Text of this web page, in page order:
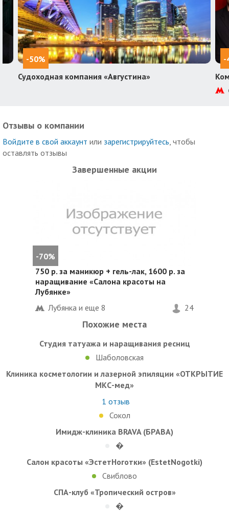
-50%
Судоходная компания «Августина»
-
Отзывы о компании
Войдите в свой аккаунт или зарегистрируйтесь , чтобы
оставлять отзывы
Завершенные акции
-70%
750 р. за маникюр + гель-лак, 1600 р. за
наращивание «Салона красоты на
Лубянке»
Лубянка и еще 8 24
Похожие места
Студия татуажа и наращивания ресниц
Шаболовская
Клиника косметологии и лазерной эпиляции «ОТКРЫТИЕ
МКС-мед»
1 отзыв
Сокол
Имидж-клиника BRAVA (БРАВА)
�
Салон красоты «ЭстетНоготки» (EstetNogotki)
Свиблово
СПА-клуб «Тропический остров»
�